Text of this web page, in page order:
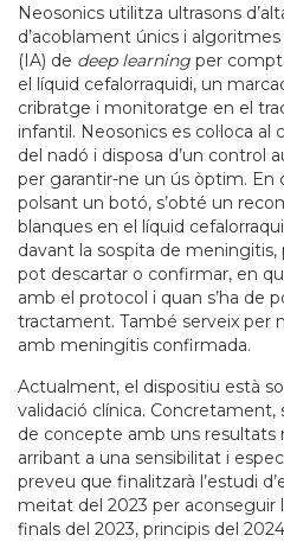
Neosonics utilitza ultrasons
d’acoblament únics i algoritmes
(IA) de deep learning per
el líquid cefalorraquidi, un
cribratge i monitoratge en el
infantil. Neosonics es col·loca al
del nadó i disposa d’un control
per garantir-ne un ús òptim. En
polsant un botó, s’obté un
blanques en el líquid
davant la sospita de
pot descartar o confirmar, en
amb el protocol i quan s’ha de
tractament. També serveix per
amb meningitis confirmada.
Actualment, el dispositiu està
validació clínica. Concretament,
de concepte amb uns
arribant a una sensibilitat i
preveu que finalitzarà l’estudi
meitat del 2023 per aconseguir
finals del 2023, principis del